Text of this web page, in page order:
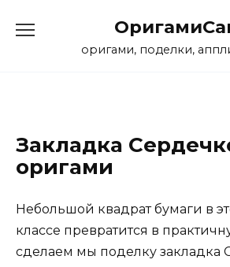
содержаниюоригами, поделки,
Закладка
оригами
Небольшой квадрат бумаги в
классе превратится в
сделаем мы поделку закладка